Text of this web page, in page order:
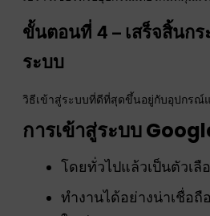
ขั้นตอนที่ 4 – เสร็จสิ้นกร
ระบบ
วิธีเข้าสู่ระบบที่ดีที่สุดขึ้นอยู่กับอุปกรณ์
การเข้าสู่ระบบ
โดยทั่วไปแล้วเป็นตัวเลื
ทำงานได้อย่างน่าเชื่อถื